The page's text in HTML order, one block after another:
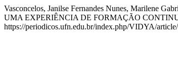
Vasconcelos, Janilse Fernandes Nunes, Marilene
UMA EXPERIÊNCIA DE FORMAÇÃO
https://periodicos.ufn.edu.br/index.php/VIDYA/